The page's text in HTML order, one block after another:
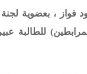
فواز ، بعضوية
للطالبة